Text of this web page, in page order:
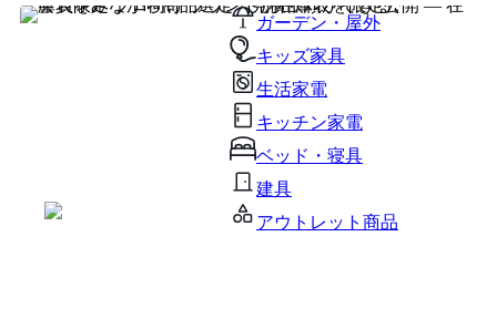
ガーデン・屋外
キッズ家具
生活家電
キッチン家電
ベッド・寝具
建具
アウトレット商品